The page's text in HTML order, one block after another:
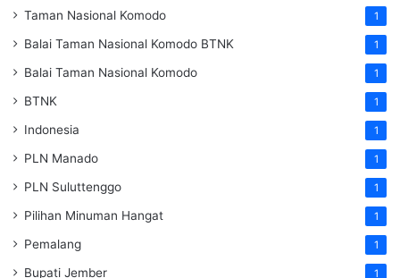
Taman Nasional Komodo 1
Balai Taman Nasional Komodo BTNK 1
Balai Taman Nasional Komodo 1
BTNK 1
Indonesia 1
PLN Manado 1
PLN Suluttenggo 1
Pilihan Minuman Hangat 1
Pemalang 1
Bupati Jember 1